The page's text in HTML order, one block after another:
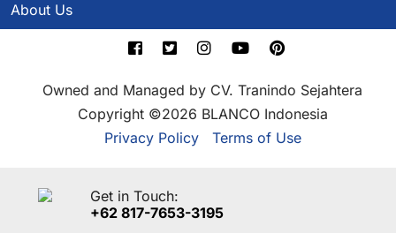
About Us
Owned and Managed by CV. Tranindo Sejahtera
Copyright ©2026 BLANCO Indonesia
Privacy Policy
Terms of Use
Get in Touch:
+62 817-7653-3195